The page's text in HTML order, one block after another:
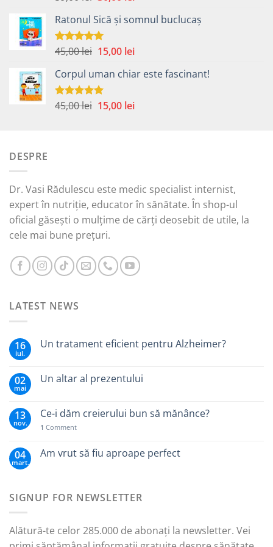
a
fost:
59,00 lei.
este:
Ratonul Sică și somnul buclucaș
Evaluat la
45,00lei Prețul
a
fost:
45,00 lei.
15,00 leiPrețul
este:
Corpul uman chiar este fascinant!
Evaluat la
45,00lei Prețul
15,00 leiPrețul
DESPRE
Dr. Vasi Rădulescu este medic specialist internist,
expert în nutriție, educator în sănătate. În shop-ul
oficial găsești o mulțime de cărți deosebit de utile, la
cele mai bune prețuri.
LATEST NEWS
16
iul.
Un tratament eficient pentru Alzheimer?
02
mai
Un altar al prezentului
13
nov.
Ce-i dăm creierului bun să mănânce?
1 Comment
04
mart.
Am vrut să fiu aproape perfect
SIGNUP FOR NEWSLETTER
Alătură-te celor 285.000 de abonați la newsletter. Vei